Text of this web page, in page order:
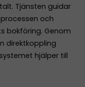
Tjänsten guidar
och
bokföring. Genom
direktkoppling
hjälper till